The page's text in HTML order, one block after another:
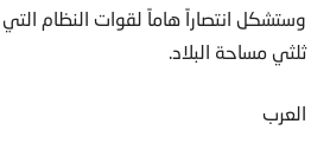
وستشكل انتصاراً هاماً لقوات النظام
ثلثي مساحة البلاد.
العرب